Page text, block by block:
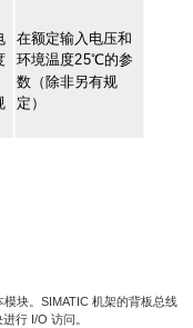
在额定输入电压和
环境温度25℃的参
数（除非另有规
定）
块。SIMATIC 机架的背板总线
行 I/O 访问。